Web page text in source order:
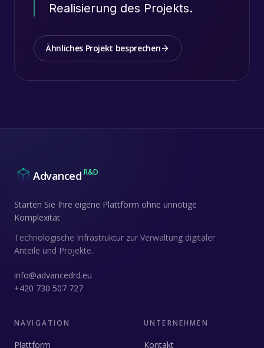
Realisierung des Projekts.
Ähnliches Projekt besprechen
Advanced R&D
Starten Sie Ihre eigene Plattform ohne unnötige
Komplexität
Technologische Infrastruktur zur Verwaltung digitaler
Anteile und Projekte.
info@advancedrd.eu
+420 730 507 727
NAVIGATION
Plattform
UNTERNEHMEN
Kontakt